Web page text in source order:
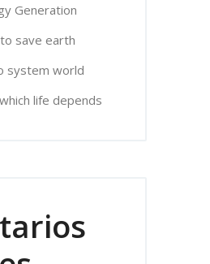
Generation
save earth
system world
life depends